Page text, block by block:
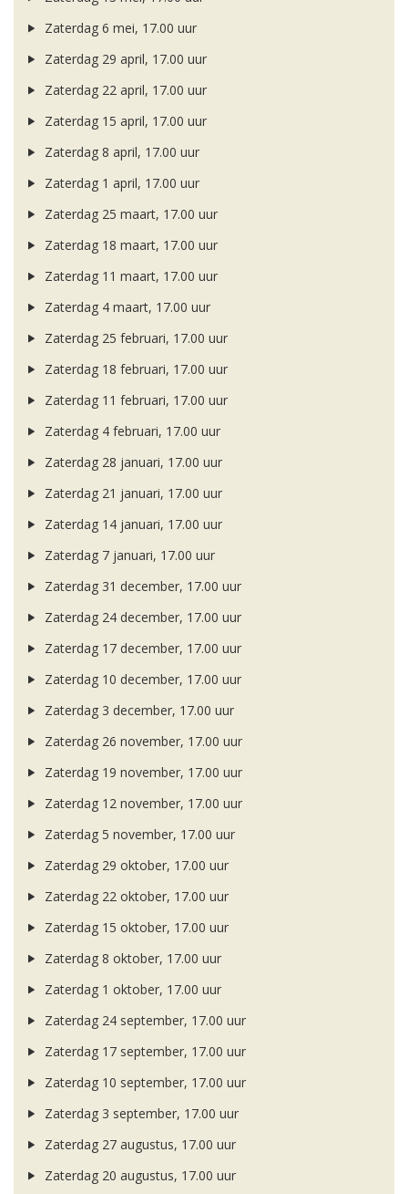
Zaterdag 6 mei, 17.00 uur
Zaterdag 29 april, 17.00 uur
Zaterdag 22 april, 17.00 uur
Zaterdag 15 april, 17.00 uur
Zaterdag 8 april, 17.00 uur
Zaterdag 1 april, 17.00 uur
Zaterdag 25 maart, 17.00 uur
Zaterdag 18 maart, 17.00 uur
Zaterdag 11 maart, 17.00 uur
Zaterdag 4 maart, 17.00 uur
Zaterdag 25 februari, 17.00 uur
Zaterdag 18 februari, 17.00 uur
Zaterdag 11 februari, 17.00 uur
Zaterdag 4 februari, 17.00 uur
Zaterdag 28 januari, 17.00 uur
Zaterdag 21 januari, 17.00 uur
Zaterdag 14 januari, 17.00 uur
Zaterdag 7 januari, 17.00 uur
Zaterdag 31 december, 17.00 uur
Zaterdag 24 december, 17.00 uur
Zaterdag 17 december, 17.00 uur
Zaterdag 10 december, 17.00 uur
Zaterdag 3 december, 17.00 uur
Zaterdag 26 november, 17.00 uur
Zaterdag 19 november, 17.00 uur
Zaterdag 12 november, 17.00 uur
Zaterdag 5 november, 17.00 uur
Zaterdag 29 oktober, 17.00 uur
Zaterdag 22 oktober, 17.00 uur
Zaterdag 15 oktober, 17.00 uur
Zaterdag 8 oktober, 17.00 uur
Zaterdag 1 oktober, 17.00 uur
Zaterdag 24 september, 17.00 uur
Zaterdag 17 september, 17.00 uur
Zaterdag 10 september, 17.00 uur
Zaterdag 3 september, 17.00 uur
Zaterdag 27 augustus, 17.00 uur
Zaterdag 20 augustus, 17.00 uur